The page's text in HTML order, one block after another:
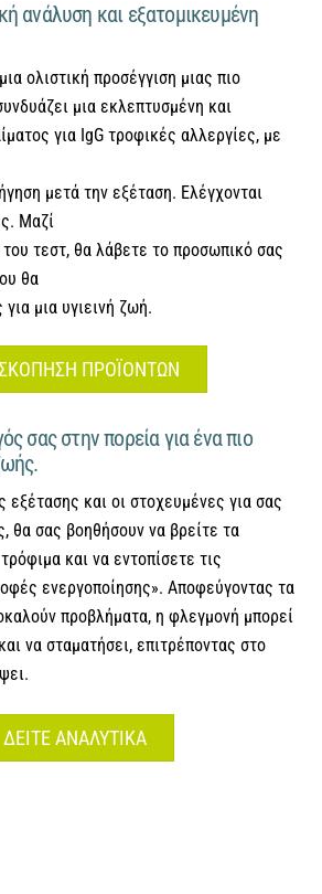
ανάλυση και εξατομικευμένη
ολιστική προσέγγιση μιας πιο
μια εκλεπτυσμένη και
για IgG τροφικές αλλεργίες, με
μετά την εξέταση. Ελέγχονται
Μαζί
τεστ, θα λάβετε το προσωπικό σας
θα
μια υγιεινή ζωή.
ΠΡΟΪΟΝΤΩΝ
σας στην πορεία για ένα πιο
εξέτασης και οι στοχευμένες για σας
θα σας βοηθήσουν να βρείτε τα
και να εντοπίσετε τις
ενεργοποίησης». Αποφεύγοντας τα
προβλήματα, η φλεγμονή μπορεί
να σταματήσει, επιτρέποντας στο
ΔΕΙΤΕ ΑΝΑΛΥΤΙΚΑ